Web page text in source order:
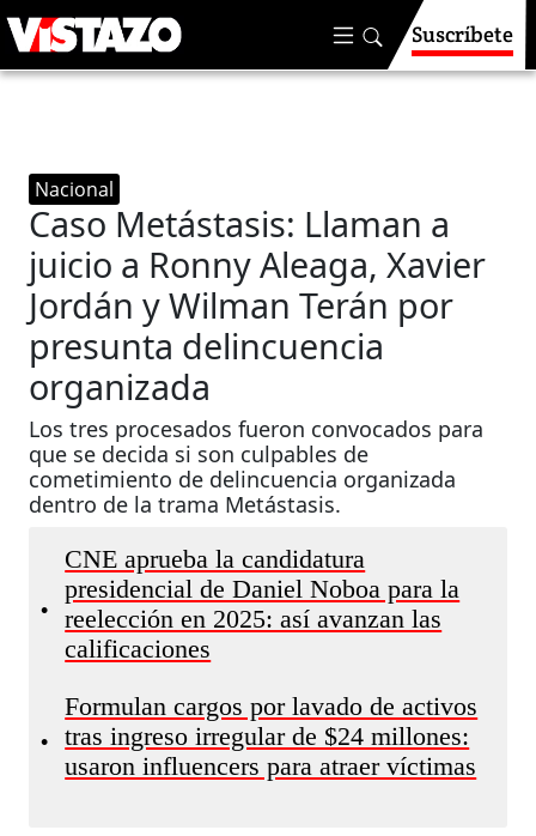
Suscríbete
Nacional
Caso Metástasis: Llaman a
juicio a Ronny Aleaga, Xavier
Jordán y Wilman Terán por
presunta delincuencia
organizada
Los tres procesados fueron convocados para
que se decida si son culpables de
cometimiento de delincuencia organizada
dentro de la trama Metástasis.
•
CNE aprueba la candidatura
presidencial de Daniel Noboa para la
reelección en 2025: así avanzan las
calificaciones
•
Formulan cargos por lavado de activos
tras ingreso irregular de $24 millones:
usaron influencers para atraer víctimas